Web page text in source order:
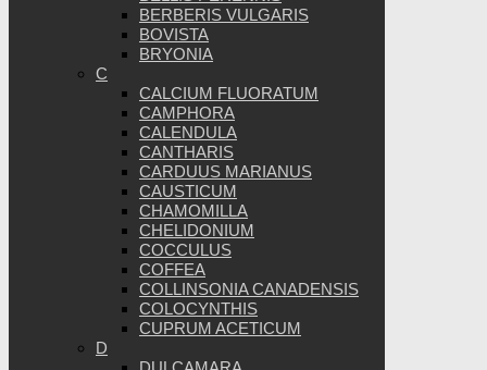
BERBERIS VULGARIS
BOVISTA
BRYONIA
C
CALCIUM FLUORATUM
CAMPHORA
CALENDULA
CANTHARIS
CARDUUS MARIANUS
CAUSTICUM
CHAMOMILLA
CHELIDONIUM
COCCULUS
COFFEA
COLLINSONIA CANADENSIS
COLOCYNTHIS
CUPRUM ACETICUM
D